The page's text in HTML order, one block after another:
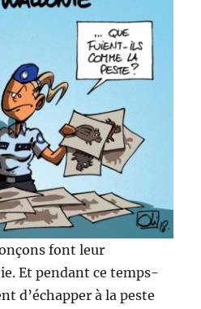
font leur
Et pendant ce temps-
d’échapper à la peste